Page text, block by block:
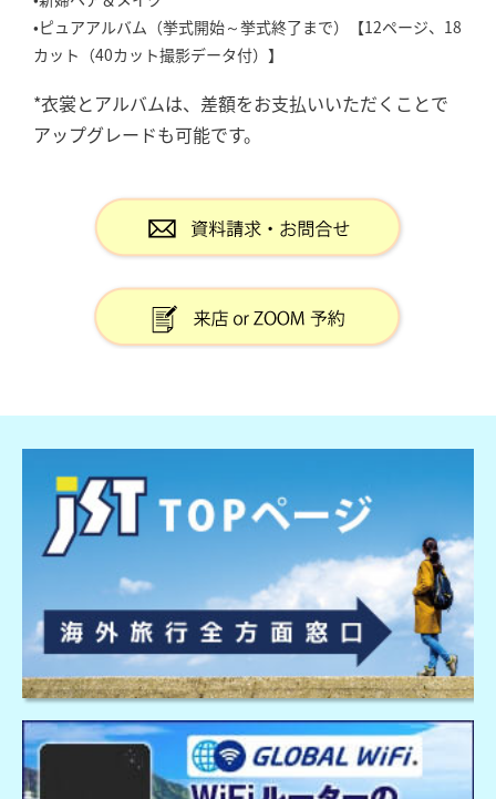
•ピュアアルバム（挙式開始～挙式終了まで）【12ページ、18
カット（40カット撮影データ付）】
*衣裳とアルバムは、差額をお支払いいただくことで
アップグレードも可能です。